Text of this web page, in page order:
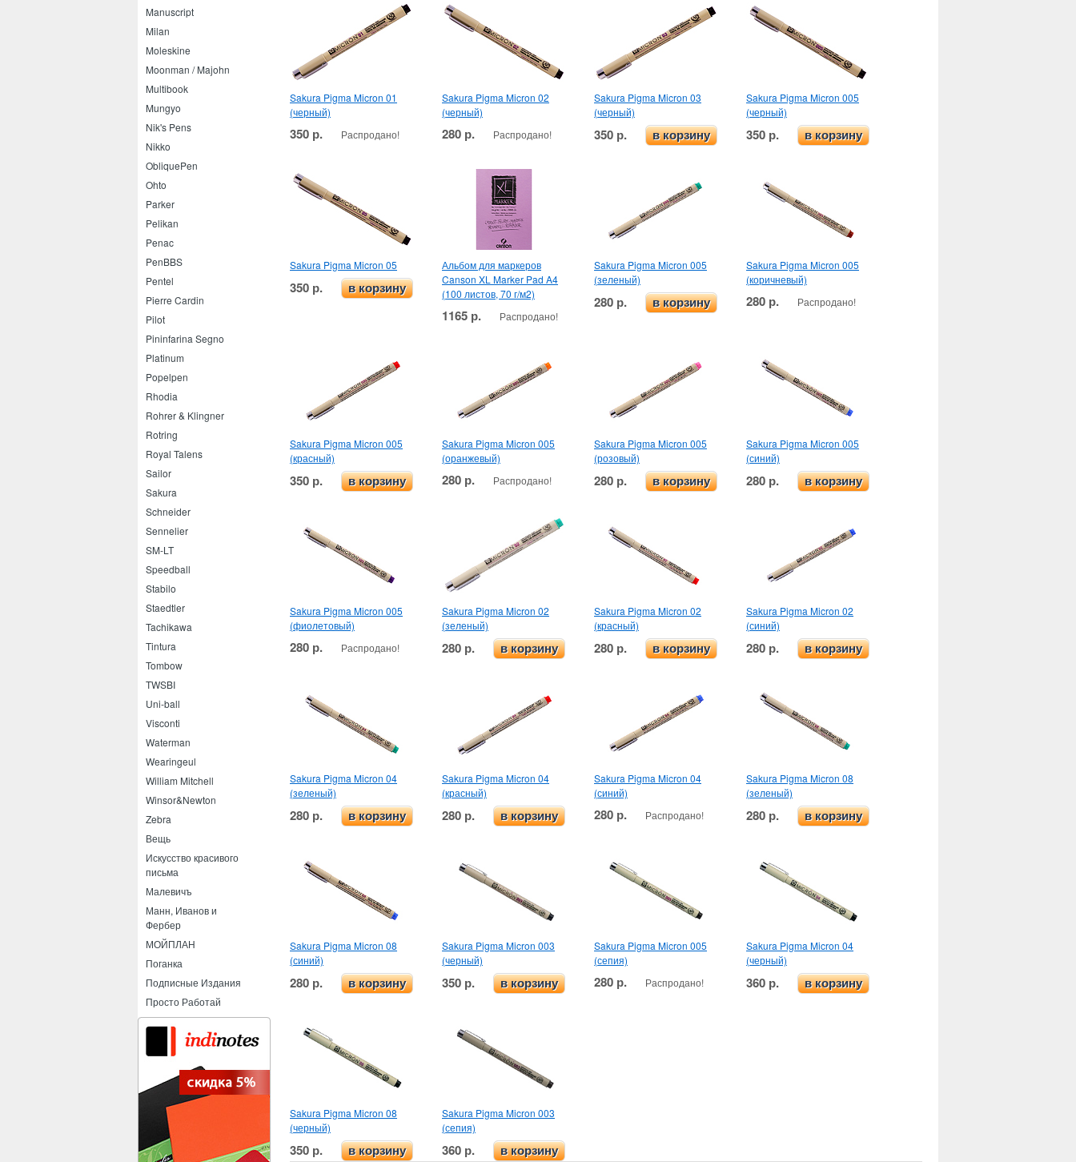
Manuscript
Milan
Moleskine
Moonman / Majohn
Multibook
Mungyo
Nik's Pens
Nikko
ObliquePen
Ohto
Parker
Pelikan
Penac
PenBBS
Pentel
Pierre Cardin
Pilot
Pininfarina Segno
Platinum
Popelpen
Rhodia
Rohrer & Klingner
Rotring
Royal Talens
Sailor
Sakura
Schneider
Sennelier
SM-LT
Speedball
Stabilo
Staedtler
Tachikawa
Tintura
Tombow
TWSBI
Uni-ball
Visconti
Waterman
Wearingeul
William Mitchell
Winsor&Newton
Zebra
Вещь
Искусство красивого
письма
Малевичъ
Манн, Иванов и
Фербер
МОЙПЛАН
Поганка
Подписные Издания
Просто Работай
Sakura Pigma Micron 01
(черный)
350 р. Распродано!
Sakura Pigma Micron 02
(черный)
280 р. Распродано!
Sakura Pigma Micron 03
(черный)
350 р. в корзину
Sakura Pigma Micron 005
(черный)
350 р. в корзину
Sakura Pigma Micron 05
350 р. в корзину
Альбом для маркеров
Canson XL Marker Pad A4
(100 листов, 70 г/м2)
1165 р. Распродано!
Sakura Pigma Micron 005
(зеленый)
280 р. в корзину
Sakura Pigma Micron 005
(коричневый)
280 р. Распродано!
Sakura Pigma Micron 005
(красный)
350 р. в корзину
Sakura Pigma Micron 005
(оранжевый)
280 р. Распродано!
Sakura Pigma Micron 005
(розовый)
280 р. в корзину
Sakura Pigma Micron 005
(синий)
280 р. в корзину
Sakura Pigma Micron 005
(фиолетовый)
280 р. Распродано!
Sakura Pigma Micron 02
(зеленый)
280 р. в корзину
Sakura Pigma Micron 02
(красный)
280 р. в корзину
Sakura Pigma Micron 02
(синий)
280 р. в корзину
Sakura Pigma Micron 04
(зеленый)
280 р. в корзину
Sakura Pigma Micron 04
(красный)
280 р. в корзину
Sakura Pigma Micron 04
(синий)
280 р. Распродано!
Sakura Pigma Micron 08
(зеленый)
280 р. в корзину
Sakura Pigma Micron 08
(синий)
280 р. в корзину
Sakura Pigma Micron 003
(черный)
350 р. в корзину
Sakura Pigma Micron 005
(сепия)
280 р. Распродано!
Sakura Pigma Micron 04
(черный)
360 р. в корзину
Sakura Pigma Micron 08
(черный)
350 р. в корзину
Sakura Pigma Micron 003
(сепия)
360 р. в корзину